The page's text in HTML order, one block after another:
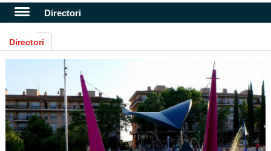
Directori
Directori